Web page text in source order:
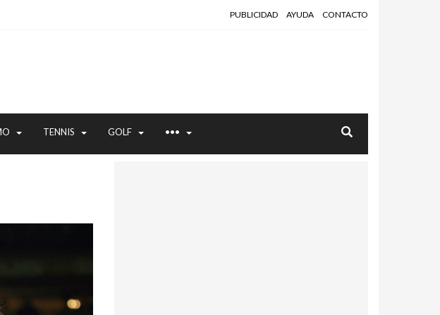
PUBLICIDAD AYUDA CONTACTO
TENNIS GOLF •••